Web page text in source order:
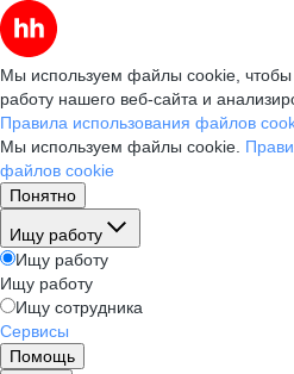
Мы используем файлы cookie, чтобы
работу нашего веб-сайта и
Правила использования файлов
Мы используем файлы cookie.
файлов cookie
Понятно
Ищу работу
Ищу работу
Ищу работу
Ищу сотрудника
Сервисы
Помощь